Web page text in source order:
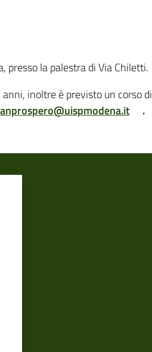
presso la palestra di Via Chiletti.
inoltre è previsto un corso di
.